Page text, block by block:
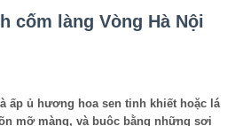
cốm làng Vòng Hà Nội
ấp ủ hương hoa sen tinh khiết hoặc lá
mỡ màng, và buộc bằng những sợi